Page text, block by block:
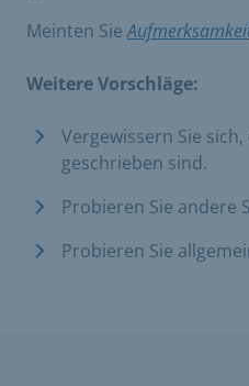
Meinten Sie
Weitere Vorschläge:
Vergewissern Sie
geschrieben sind.
Probieren Sie andere
Probieren Sie